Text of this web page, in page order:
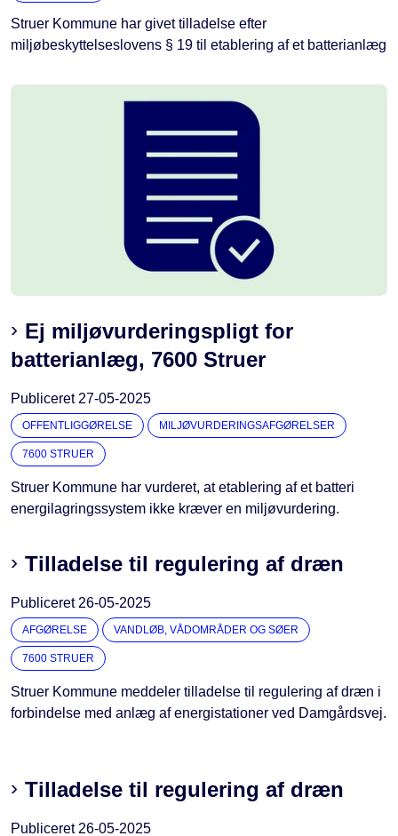
Struer Kommune har givet tilladelse efter
miljøbeskyttelseslovens § 19 til etablering af et batterianlæg
Ej miljøvurderingspligt for
batterianlæg, 7600 Struer
Publiceret 27-05-2025
OFFENTLIGGØRELSE MILJØVURDERINGSAFGØRELSER
7600 STRUER
Struer Kommune har vurderet, at etablering af et batteri
energilagringssystem ikke kræver en miljøvurdering.
Tilladelse til regulering af dræn
Publiceret 26-05-2025
AFGØRELSE VANDLØB, VÅDOMRÅDER OG SØER
7600 STRUER
Struer Kommune meddeler tilladelse til regulering af dræn i
forbindelse med anlæg af energistationer ved Damgårdsvej.
Tilladelse til regulering af dræn
Publiceret 26-05-2025